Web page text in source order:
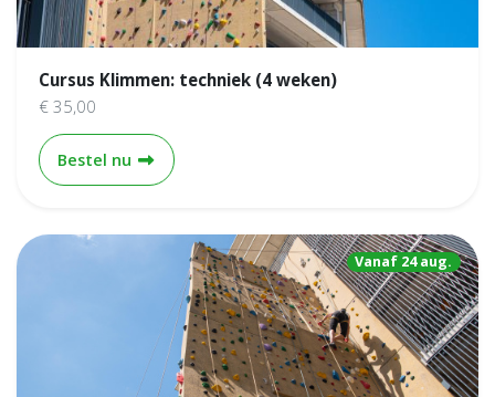
Cursus Klimmen: techniek (4 weken)
€ 35,00
Bestel nu Cursus Klimmen: techniek (4 weken)
Vanaf 24 aug.